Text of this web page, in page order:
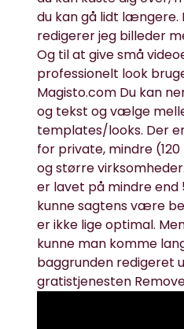
du kan gå lidt længere.
redigerer jeg billeder
Og til at give små
professionelt look
Magisto.com Du kan
og tekst og vælge
templates/looks. Der
for private, mindre
og større
er lavet på mindre end
kunne sagtens være
er ikke lige optimal.
kunne man komme
baggrunden redigeret
gratistjenesten